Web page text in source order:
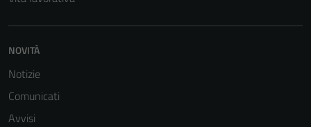
NOVITÀ
Notizie
Comunicati
Avvisi